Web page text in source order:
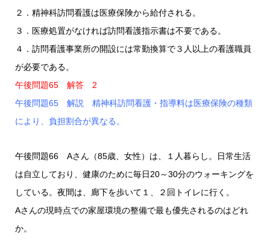
２．精神科訪問看護は医療保険から給付される。
３．医療処置がなければ訪問看護指示書は不要である。
４．訪問看護事業所の開設には常勤換算で３人以上の看護職員
が必要である。
午後問題65 解答 2
午後問題65 解説 精神科訪問看護・指導料は医療保険の種類
により、負担割合が異なる。
午後問題66 Aさん（85歳、女性）は、１人暮らし。日常生活
は自立しており、健康のために毎日20～30分のウォーキングを
している。夜間は、廊下を歩いて１、２回トイレに行く。
Aさんの現時点での家屋環境の整備で最も優先されるのはどれ
か。